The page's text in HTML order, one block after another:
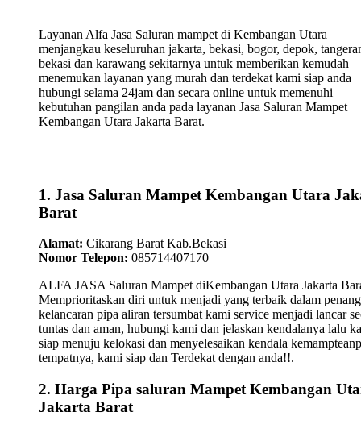
Layanan Alfa Jasa Saluran mampet di Kembangan Utara
menjangkau keseluruhan jakarta, bekasi, bogor, depok,
bekasi dan karawang sekitarnya untuk memberikan kemudah
menemukan layanan yang murah dan terdekat kami siap anda
hubungi selama 24jam dan secara online untuk memenuhi
kebutuhan pangilan anda pada layanan Jasa Saluran Mampet
Kembangan Utara Jakarta Barat.
1. Jasa Saluran Mampet Kembangan Utara
Barat
Alamat: Cikarang Barat Kab.Bekasi
Nomor Telepon: 085714407170
ALFA JASA Saluran Mampet diKembangan Utara Jakarta
Memprioritaskan diri untuk menjadi yang terbaik dalam
kelancaran pipa aliran tersumbat kami service menjadi lancar
tuntas dan aman, hubungi kami dan jelaskan kendalanya lalu
siap menuju kelokasi dan menyelesaikan kendala
tempatnya, kami siap dan Terdekat dengan anda!!.
2. Harga Pipa saluran Mampet Kembangan
Jakarta Barat